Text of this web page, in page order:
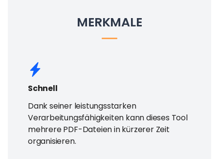
MERKMALE
Schnell
Dank seiner leistungsstarken
Verarbeitungsfähigkeiten kann dieses Tool
mehrere PDF-Dateien in kürzerer Zeit
organisieren.